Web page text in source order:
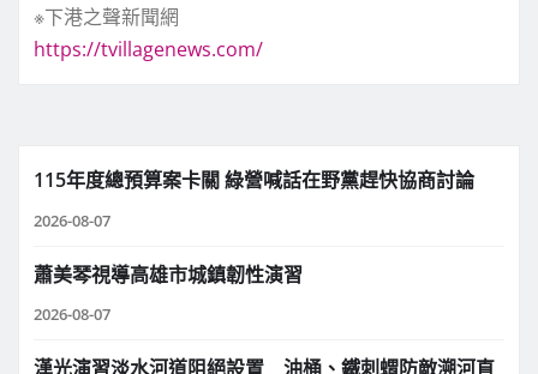
※下港之聲新聞網
https://tvillagenews.com/
115年度總預算案卡關 綠營喊話在野黨趕快協商討論
2026-08-07
蕭美琴視導高雄市城鎮韌性演習
2026-08-07
漢光演習淡水河道阻絕設置 油桶、鐵刺蝟防敵溯河直